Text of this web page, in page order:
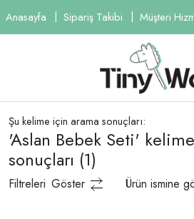
Anasayfa Sipariş Takibi Müşteri
Şu kelime için arama sonuçları:
'Aslan Bebek Seti'
sonuçları (1)
Filtreleri Göster Ürün ismine